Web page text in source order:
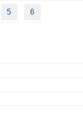
5 6